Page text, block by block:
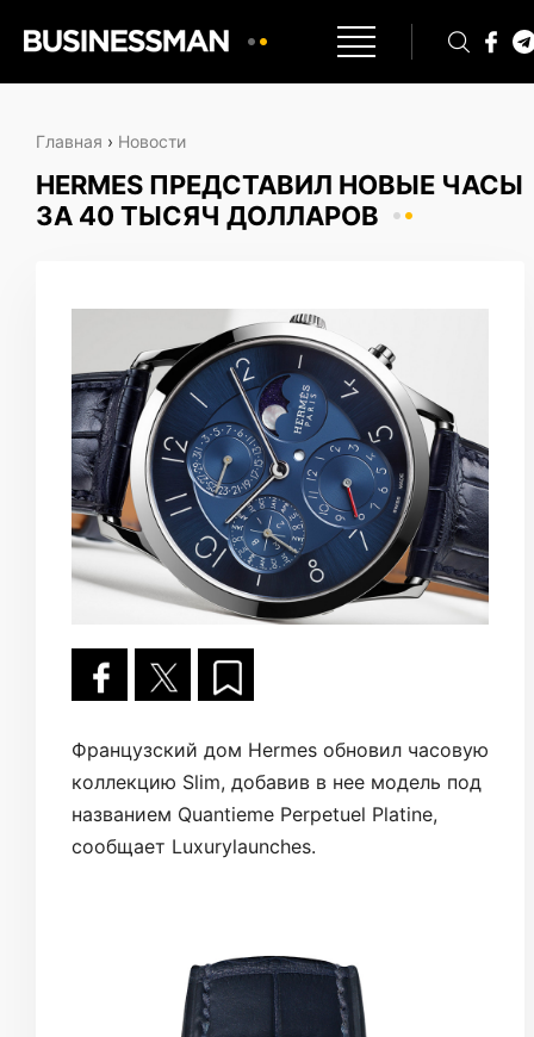
Главная › Новости
HERMES ПРЕДСТАВИЛ НОВЫЕ ЧАСЫ
ЗА 40 ТЫСЯЧ ДОЛЛАРОВ
Французский дом Hermes обновил часовую
коллекцию Slim, добавив в нее модель под
названием Quantieme Perpetuel Platine,
сообщает Luxurylaunches.